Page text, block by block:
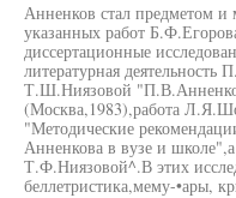
Анненков стал предметом и
указанных работ
диссертационные
литературная
Т.Ш.Ниязовой
(Москва,1983),работа
"Методические
Анненкова в вузе и
Т.Ф.Ниязовой^.В этих
беллетристика,мему-•ары,